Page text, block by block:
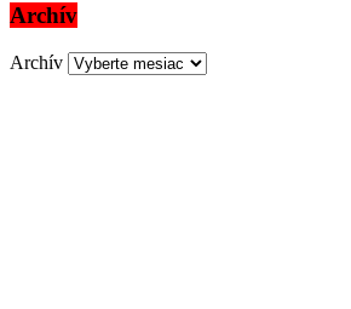
Archív
Archív